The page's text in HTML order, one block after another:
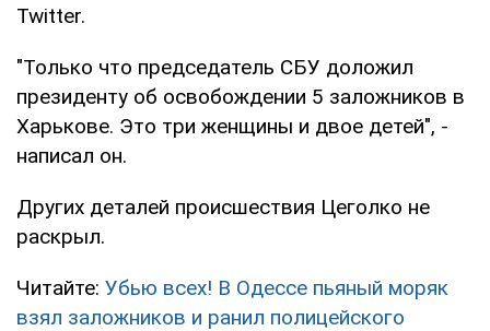
Twitter.
"Только что председатель СБУ доложил
президенту об освобождении 5 заложников в
Харькове. Это три женщины и двое детей", -
написал он.
Других деталей происшествия Цеголко не
раскрыл.
Читайте: Убью всех! В Одессе пьяный моряк
взял заложников и ранил полицейского